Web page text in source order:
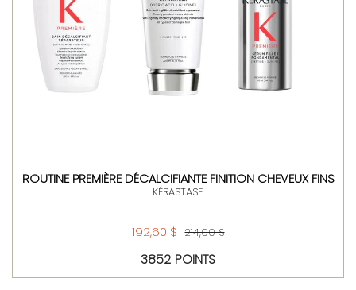
ROUTINE PREMIÈRE DÉCALCIFIANTE FINITION CHEVEUX FINS
KÉRASTASE
192,60 $ 214,00 $
3852 POINTS